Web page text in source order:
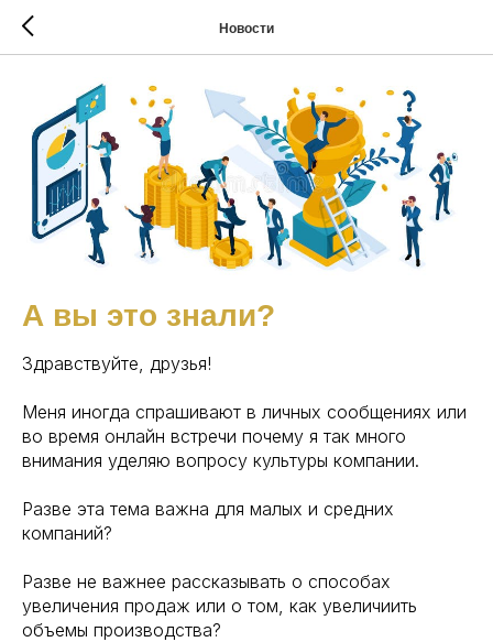
Новости
А вы это знали?
Здравствуйте, друзья!
Меня иногда спрашивают в личных сообщениях или
во время онлайн встречи почему я так много
внимания уделяю вопросу культуры компании.
Разве эта тема важна для малых и средних
компаний?
Разве не важнее рассказывать о способах
увеличения продаж или о том, как увеличиить
объемы производства?